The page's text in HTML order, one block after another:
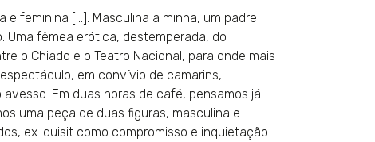
feminina […]. Masculina a minha, um padre
Uma fêmea erótica, destemperada, do
o Chiado e o Teatro Nacional, para onde mais
em convívio de camarins,
Em duas horas de café, pensamos já
uma peça de duas figuras, masculina e
ex-quisit como compromisso e inquietação